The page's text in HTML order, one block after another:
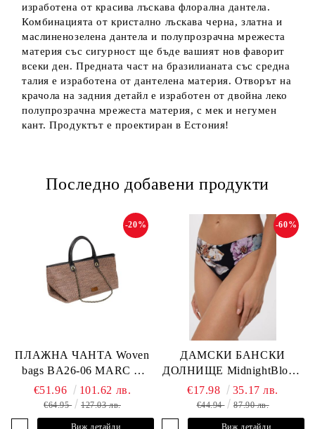
изработена от красива лъскава флорална дантела.
Комбинацията от кристално лъскава черна, златна и
маслиненозелена дантела и полупрозрачна мрежеста
материя със сигурност ще бъде вашият нов фаворит
всеки ден. Предната част на бразилианата със средна
талия е изработена от дантелена материя. Отворът на
крачола на задния детайл е изработен от двойна леко
полупрозрачна мрежеста материя, с мек и негумен
кант. Продуктът е проектиран в Естония!
Последно добавени продукти
ПЛАЖНА ЧАНТА Woven
bags BA26-06 MARC &
ANDRE
-20%
€51.96 101.62 лв.
€64.95 127.03 лв.
Виж детайли
ДАМСКИ БАНСКИ
ДОЛНИЩЕ MidnightBloom
L2505-Z-MCR MARC &
ANDRE
-60%
€17.98 35.17 лв.
€44.94 87.90 лв.
Виж детайли